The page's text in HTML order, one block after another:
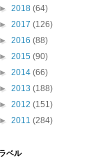
► 2018 (64)
► 2017 (126)
► 2016 (88)
► 2015 (90)
► 2014 (66)
► 2013 (188)
► 2012 (151)
► 2011 (284)
ラベル